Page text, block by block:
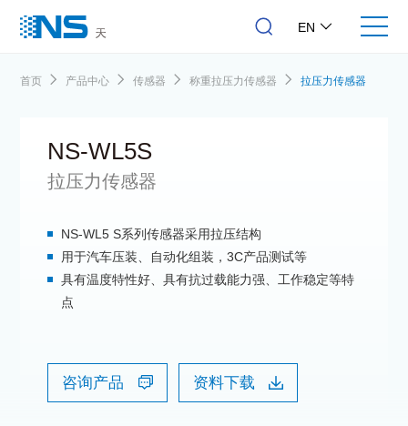
EN
首页 产品中心 传感器 称重拉压力传感器 拉压力传感器
NS-WL5S
拉压力传感器
NS-WL5 S系列传感器采用拉压结构
用于汽车压装、自动化组装，3C产品测试等
具有温度特性好、具有抗过载能力强、工作稳定等特
点
咨询产品 资料下载